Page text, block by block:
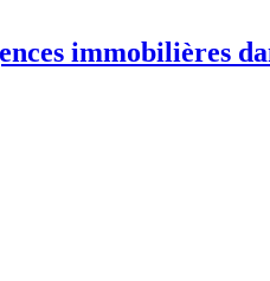
immobilières